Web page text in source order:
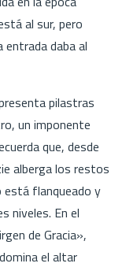
al sur, pero
entrada daba al
pilastras
un imponente
que, desde
alberga los restos
está flanqueado y
niveles. En el
de Gracia»,
el altar